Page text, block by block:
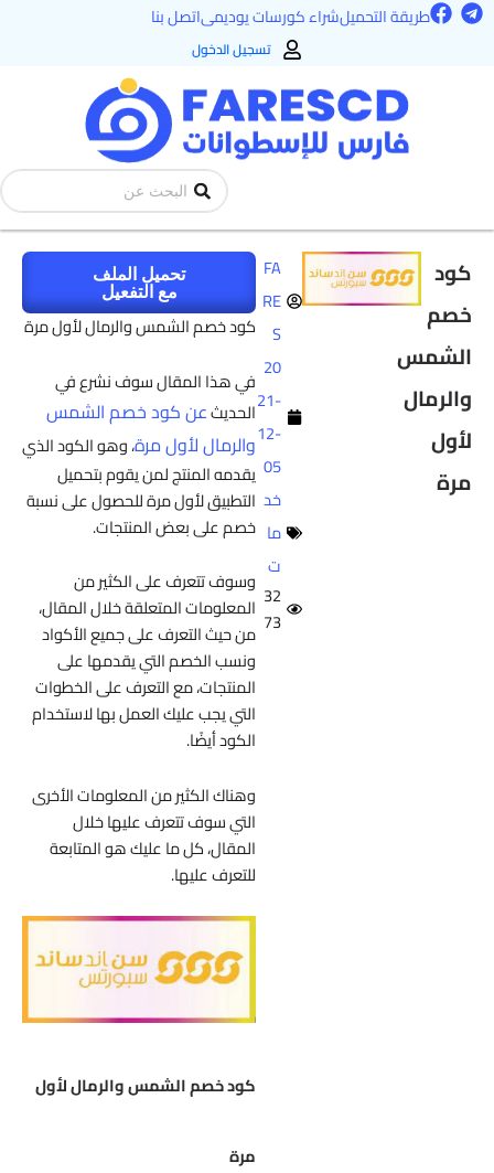
طريقة التحميلشراء كورسات يوديمىاتصل بنا T
e
F
a تسجيل الدخول
Search
كود
خصم
الشمس
والرمال
لأول
مرة
FA
RE
20
21-
12-
05
خد
ما
ت
32
73
تحميل الملف
مع التفعيل
كود خصم الشمس والرمال لأول مرة
في هذا المقال سوف نشرع في
الحديثعن كود خصم الشمس
والرمال لأول مرة، وهو الكود الذي
يقدمه المنتج لمن يقوم بتحميل
التطبيق لأول مرة للحصول على نسبة
خصم على بعض المنتجات.
وسوف تتعرف على الكثير من
المعلومات المتعلقة خلال المقال،
من حيث التعرف على جميع الأكواد
ونسب الخصم التي يقدمها على
المنتجات، مع التعرف على الخطوات
التي يجب عليك العمل بها لاستخدام
الكود أيضًا.
وهناك الكثير من المعلومات الأخرى
التي سوف تتعرف عليها خلال
المقال، كل ما عليك هو المتابعة
للتعرف عليها.
كود خصم الشمس والرمال لأول
مرة